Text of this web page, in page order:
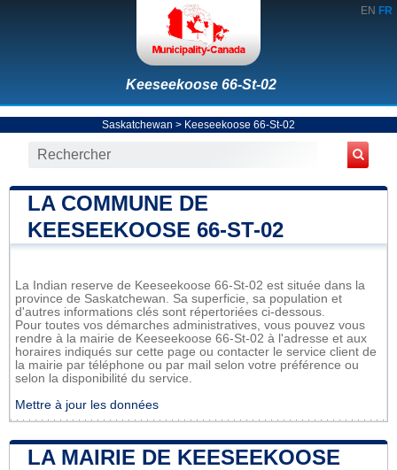
EN FR
Keeseekoose 66-St-02
Saskatchewan > Keeseekoose 66-St-02
LA COMMUNE DE
KEESEEKOOSE 66-ST-02
La Indian reserve de Keeseekoose 66-St-02 est située dans la
province de Saskatchewan. Sa superficie, sa population et
d'autres informations clés sont répertoriées ci-dessous.
Pour toutes vos démarches administratives, vous pouvez vous
rendre à la mairie de Keeseekoose 66-St-02 à l'adresse et aux
horaires indiqués sur cette page ou contacter le service client de
la mairie par téléphone ou par mail selon votre préférence ou
selon la disponibilité du service.
Mettre à jour les données
LA MAIRIE DE KEESEEKOOSE